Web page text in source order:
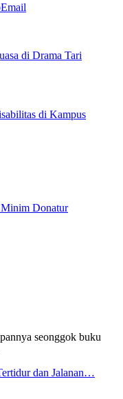
Email
di Drama Tari
di Kampus
Donatur
seonggok buku
dan Jalanan…